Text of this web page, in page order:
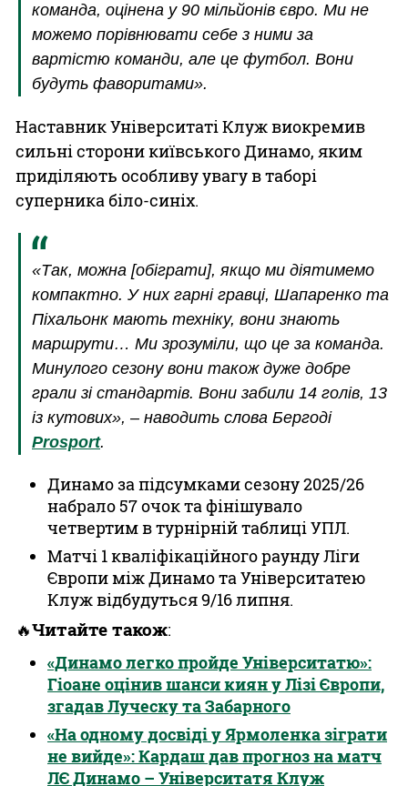
команда, оцінена у 90 мільйонів євро. Ми не
можемо порівнювати себе з ними за
вартістю команди, але це футбол. Вони
будуть фаворитами».
Наставник Університаті Клуж виокремив
сильні сторони київського Динамо, яким
приділяють особливу увагу в таборі
суперника біло-синіх.
«Так, можна [обіграти], якщо ми діятимемо
компактно. У них гарні гравцi, Шапаренко та
Пiхальонк мають техніку, вони знають
маршрути… Ми зрозуміли, що це за команда.
Минулого сезону вони також дуже добре
грали зі стандартів. Вони забили 14 голів, 13
із кутових», – наводить слова Бергоді
Prosport.
Динамо за підсумками сезону 2025/26
набрало 57 очок та фінішувало
четвертим в турнірній таблиці УПЛ.
Матчі 1 кваліфікаційного раунду Ліги
Європи між Динамо та Університатею
Клуж відбудуться 9/16 липня.
🔥Читайте також:
«Динамо легко пройде Університатю»:
Гіоане оцінив шанси киян у Лізі Європи,
згадав Луческу та Забарного
«На одному досвіді у Ярмоленка зіграти
не вийде»: Кардаш дав прогноз на матч
ЛЄ Динамо – Університатя Клуж